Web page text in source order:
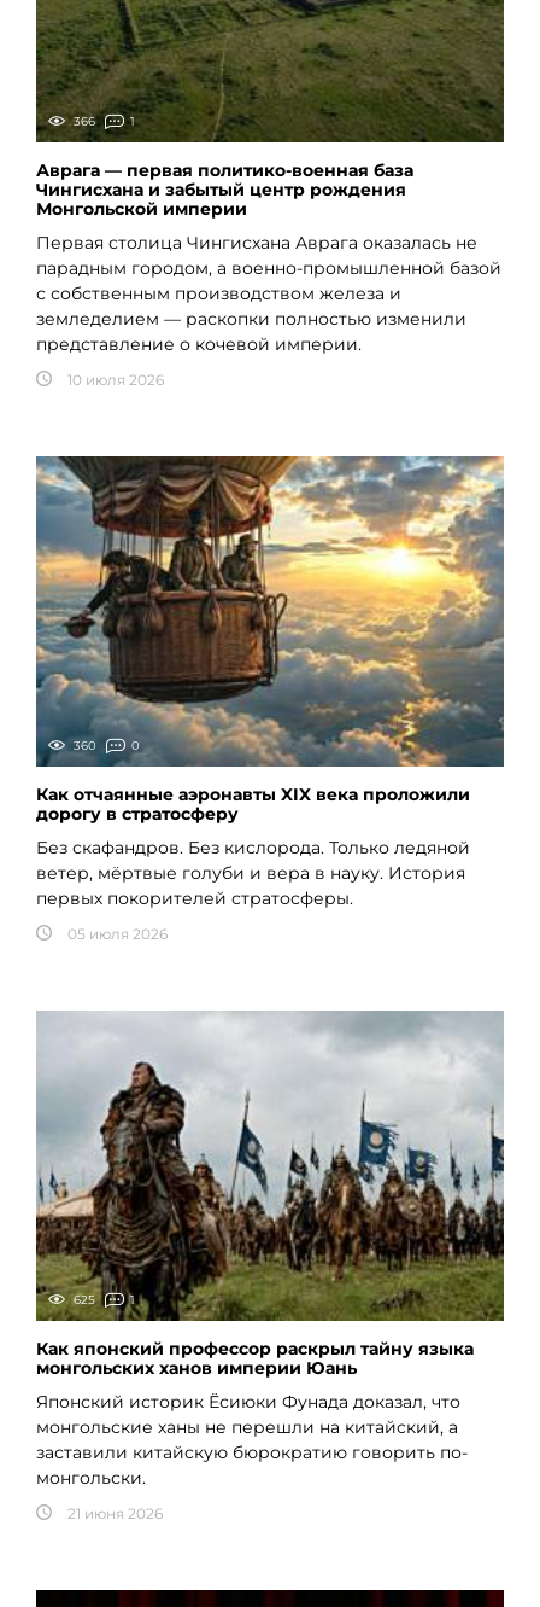
366 1
Аврага — первая политико-военная база
Чингисхана и забытый центр рождения
Монгольской империи
Первая столица Чингисхана Аврага оказалась не
парадным городом, а военно-промышленной базой
с собственным производством железа и
земледелием — раскопки полностью изменили
представление о кочевой империи.
10 июля 2026
360 0
Как отчаянные аэронавты XIX века проложили
дорогу в стратосферу
Без скафандров. Без кислорода. Только ледяной
ветер, мёртвые голуби и вера в науку. История
первых покорителей стратосферы.
05 июля 2026
625 1
Как японский профессор раскрыл тайну языка
монгольских ханов империи Юань
Японский историк Ёсиюки Фунада доказал, что
монгольские ханы не перешли на китайский, а
заставили китайскую бюрократию говорить по-
монгольски.
21 июня 2026